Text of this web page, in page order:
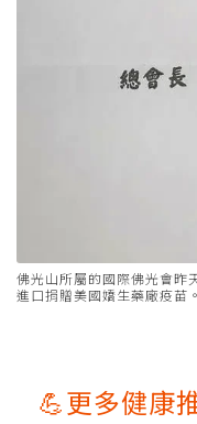
佛光山所屬的國際佛光會昨
進口捐贈美國嬌生藥廠疫苗
💪更多健康